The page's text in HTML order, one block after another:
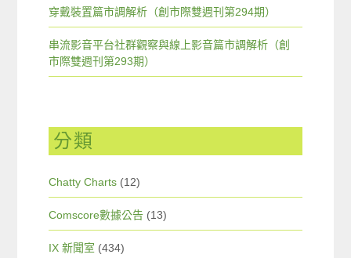
穿戴裝置篇市調解析（創市際雙週刊第294期）
串流影音平台社群觀察與線上影音篇市調解析（創
市際雙週刊第293期）
分類
Chatty Charts (12)
Comscore數據公告 (13)
IX 新聞室 (434)